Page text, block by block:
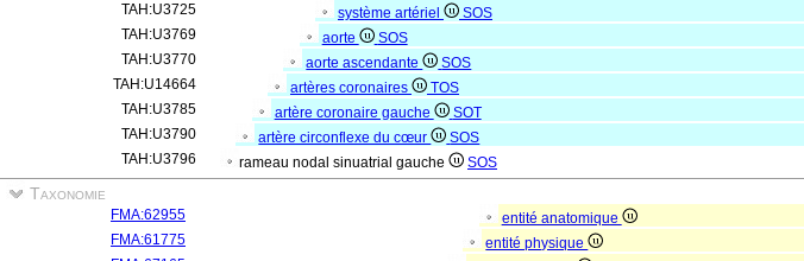
TAH:U3725
système artériel
SOS
TAH:U3769
aorte
SOS
TAH:U3770
aorte ascendante
SOS
TAH:U14664
artères coronaires
TOS
TAH:U3785
artère coronaire gauche
SOT
TAH:U3790
artère circonflexe du cœur
SOS
TAH:U3796
rameau nodal sinuatrial gauche SOS
Taxonomie
FMA:62955
entité anatomique
FMA:61775
entité physique